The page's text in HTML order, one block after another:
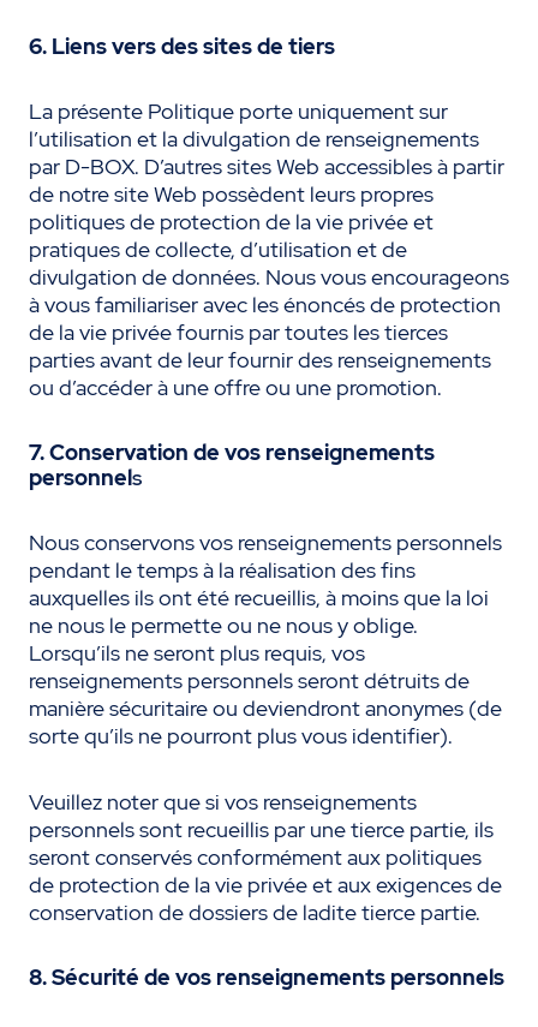
6. Liens vers des sites de tiers
La présente Politique porte uniquement sur
l’utilisation et la divulgation de renseignements
par D-BOX. D’autres sites Web accessibles à partir
de notre site Web possèdent leurs propres
politiques de protection de la vie privée et
pratiques de collecte, d’utilisation et de
divulgation de données. Nous vous encourageons
à vous familiariser avec les énoncés de protection
de la vie privée fournis par toutes les tierces
parties avant de leur fournir des renseignements
ou d’accéder à une offre ou une promotion.
7. Conservation de vos renseignements
personnels
Nous conservons vos renseignements personnels
pendant le temps à la réalisation des fins
auxquelles ils ont été recueillis, à moins que la loi
ne nous le permette ou ne nous y oblige.
Lorsqu’ils ne seront plus requis, vos
renseignements personnels seront détruits de
manière sécuritaire ou deviendront anonymes (de
sorte qu’ils ne pourront plus vous identifier).
Veuillez noter que si vos renseignements
personnels sont recueillis par une tierce partie, ils
seront conservés conformément aux politiques
de protection de la vie privée et aux exigences de
conservation de dossiers de ladite tierce partie.
8. Sécurité de vos renseignements personnels